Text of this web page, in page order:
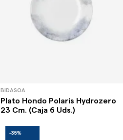
BIDASOA
Plato Hondo Polaris Hydrozero
23 Cm. (Caja 6 Uds.)
-35%